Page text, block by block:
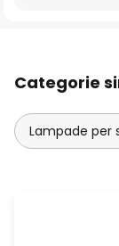
Categorie
Lampade per